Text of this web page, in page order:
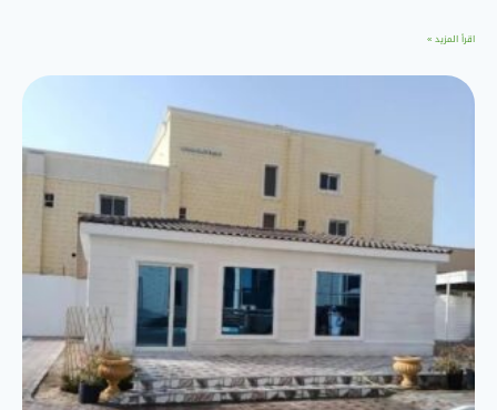
اقرأ المزيد »